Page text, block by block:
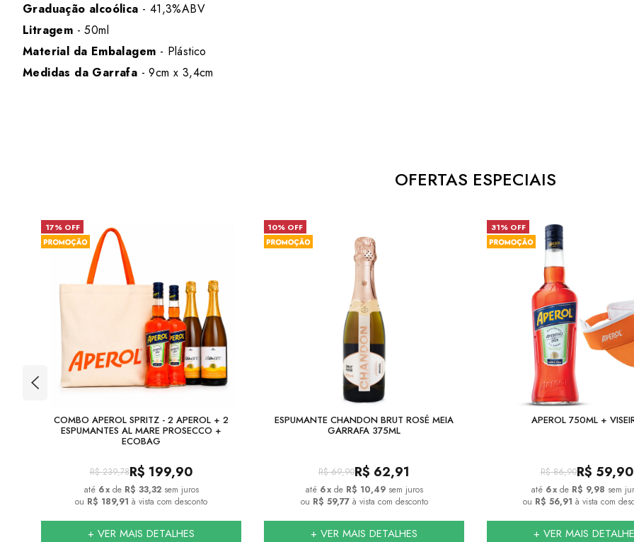
Graduação alcoólica - 41,3%ABV
Litragem - 50ml
Material da Embalagem - Plástico
Medidas da Garrafa - 9cm x 3,4cm
OFERTAS ESPECIAIS
17% OFF
COMBO APEROL SPRITZ - 2 APEROL + 2
ESPUMANTES AL MARE PROSECCO +
ECOBAG
R$ 239,78R$ 199,90
6x de R$ 33,32 sem juros
ou R$ 189,91 à vista com desconto
+ VER MAIS DETALHES
10% OFF
ESPUMANTE CHANDON BRUT ROSÉ MEIA
GARRAFA 375ML
R$ 69,90R$ 62,91
6x de R$ 10,49 sem juros
ou R$ 59,77à vista com desconto
+ VER MAIS DETALHES
31% OFF
APEROL 750ML +
R$ 86,90R$ 59,90
6x de R$ 9,98 sem
ou R$ 56,91 à vista com
+ VER MAIS